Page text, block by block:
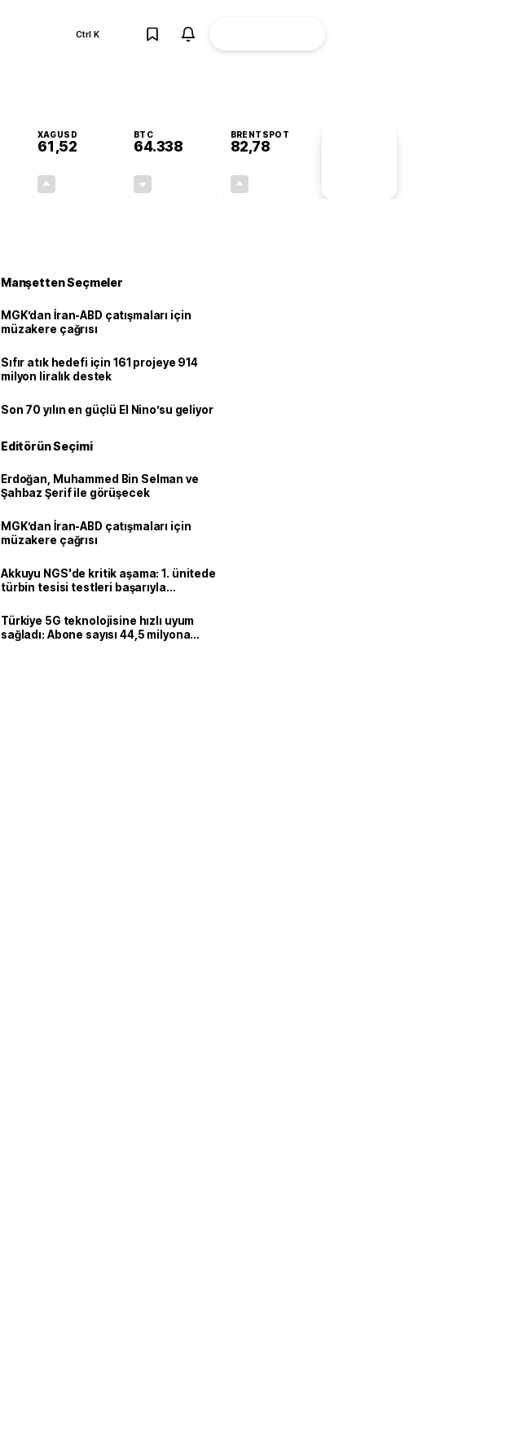
Ctrl K
XAGUSD
61,52
BTC
64.338
BRENTSPOT
82,78
Manşetten Seçmeler
MGK’dan İran-ABD çatışmaları için
müzakere çağrısı
Sıfır atık hedefi için 161 projeye 914
milyon liralık destek
Son 70 yılın en güçlü El Nino’su geliyor
Editörün Seçimi
Erdoğan, Muhammed Bin Selman ve
Şahbaz Şerif ile görüşecek
MGK’dan İran-ABD çatışmaları için
müzakere çağrısı
Akkuyu NGS'de kritik aşama: 1. ünitede
türbin tesisi testleri başarıyla
Türkiye 5G teknolojisine hızlı uyum
sağladı: Abone sayısı 44,5 milyona